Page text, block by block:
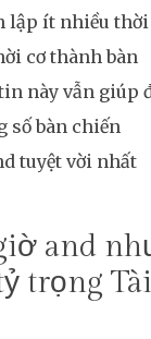
lập ít nhiều thời
cơ thành bàn
này vẫn giúp
số bàn chiến
tuyệt vời nhất
and
trọng Tài